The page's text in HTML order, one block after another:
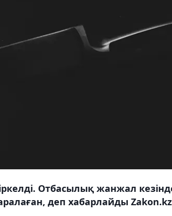
Отбасылық жанжал
деп хабарлайды